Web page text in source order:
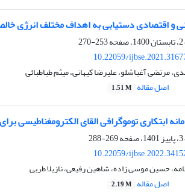
و اقتصادی دستیابی به اهداف مختلف انرژی
253-270
10.22059/
مرتضی آغباشلو، علیرضا کیهانی، میثم طباطبائی
اصل مقاله 1.51 M
ابتکاری توموگرافی القای الکترومغناطیسی
269-288
10.22059/
حسین موسی زاده، شاهین رفیعی، نازیلا طربی
اصل مقاله 2.19 M